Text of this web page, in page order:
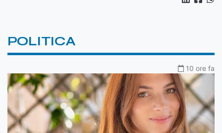
POLITICA
10 ore fa